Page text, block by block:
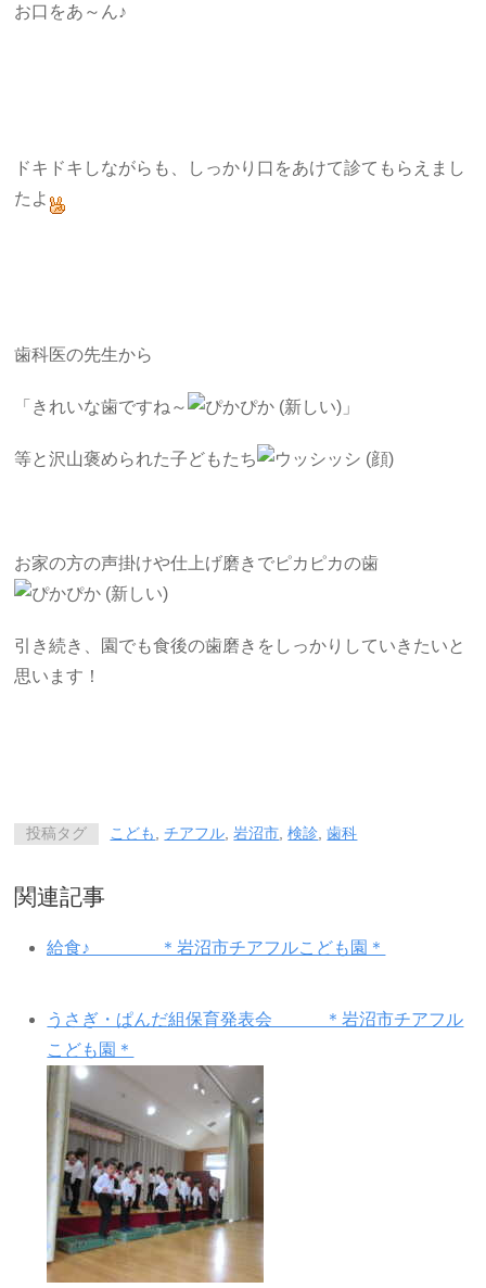
お口をあ～ん♪
ドキドキしながらも、しっかり口をあけて診てもらえまし
たよ
歯科医の先生から
「きれいな歯ですね～ 」
等と沢山褒められた子どもたち
お家の方の声掛けや仕上げ磨きでピカピカの歯
引き続き、園でも食後の歯磨きをしっかりしていきたいと
思います！
投稿タグ こども ,チアフル ,岩沼市 ,検診 ,歯科
関連記事
給食♪ ＊岩沼市チアフルこども園＊
うさぎ・ぱんだ組保育発表会 ＊岩沼市チアフル
こども園＊